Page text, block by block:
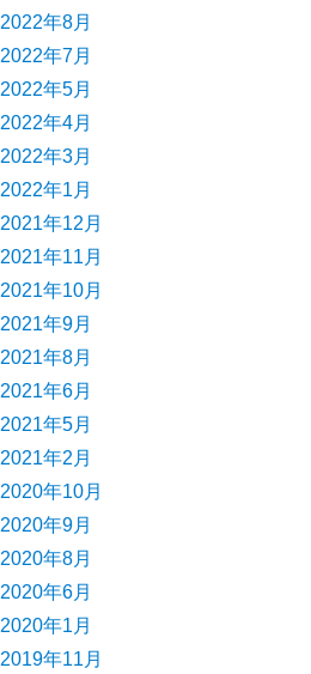
2022年8月
2022年7月
2022年5月
2022年4月
2022年3月
2022年1月
2021年12月
2021年11月
2021年10月
2021年9月
2021年8月
2021年6月
2021年5月
2021年2月
2020年10月
2020年9月
2020年8月
2020年6月
2020年1月
2019年11月